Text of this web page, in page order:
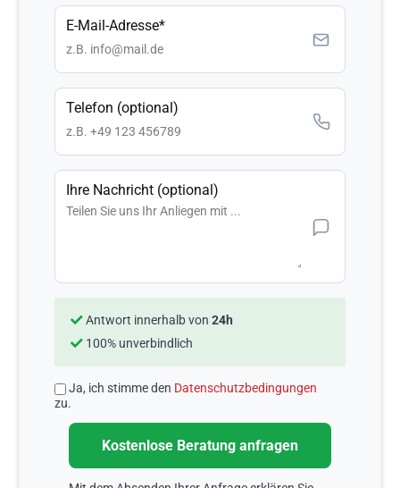
E-Mail-Adresse*
Telefon (optional)
Ihre Nachricht (optional)
Antwort innerhalb von 24h
100% unverbindlich
Ja, ich stimme den Datenschutzbedingungen
zu.